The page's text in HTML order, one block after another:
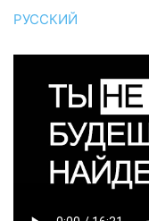
РУССКИЙ